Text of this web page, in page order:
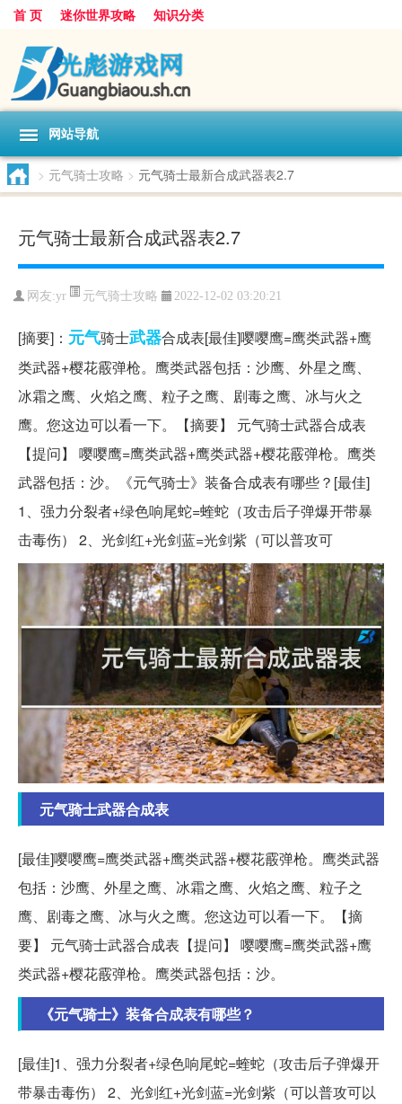
首 页 迷你世界攻略 知识分类
网站导航
> 元气骑士攻略 > 元气骑士最新合成武器表2.7
元气骑士最新合成武器表2.7
网友:yr 元气骑士攻略 2022-12-02 03:20:21
[摘要]： 元气骑士武器合成表[最佳]嘤嘤鹰=鹰类武器+鹰
类武器+樱花霰弹枪。鹰类武器包括：沙鹰、外星之鹰、
冰霜之鹰、火焰之鹰、粒子之鹰、剧毒之鹰、冰与火之
鹰。您这边可以看一下。【摘要】 元气骑士武器合成表
【提问】 嘤嘤鹰=鹰类武器+鹰类武器+樱花霰弹枪。鹰类
武器包括：沙。《元气骑士》装备合成表有哪些？[最佳]
1、强力分裂者+绿色响尾蛇=蝰蛇（攻击后子弹爆开带暴
击毒伤） 2、光剑红+光剑蓝=光剑紫（可以普攻可
元气骑士武器合成表
[最佳]嘤嘤鹰=鹰类武器+鹰类武器+樱花霰弹枪。鹰类武器
包括：沙鹰、外星之鹰、冰霜之鹰、火焰之鹰、粒子之
鹰、剧毒之鹰、冰与火之鹰。您这边可以看一下。【摘
要】 元气骑士武器合成表【提问】 嘤嘤鹰=鹰类武器+鹰
类武器+樱花霰弹枪。鹰类武器包括：沙。
《元气骑士》装备合成表有哪些？
[最佳]1、强力分裂者+绿色响尾蛇=蝰蛇（攻击后子弹爆开
带暴击毒伤） 2、光剑红+光剑蓝=光剑紫（可以普攻可以